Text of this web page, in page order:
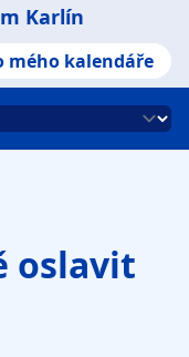
Karlín
mého kalendáře
oslavit